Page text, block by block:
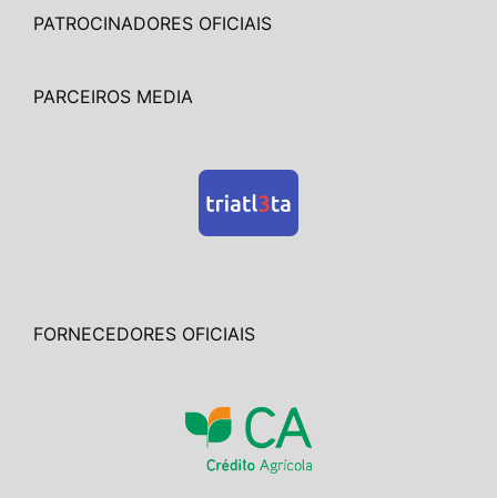
PATROCINADORES OFICIAIS
PARCEIROS MEDIA
FORNECEDORES OFICIAIS